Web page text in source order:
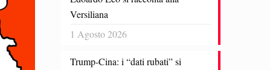
Versiliana
1 Agosto 2026
Trump-Cina: i “dati rubati” si